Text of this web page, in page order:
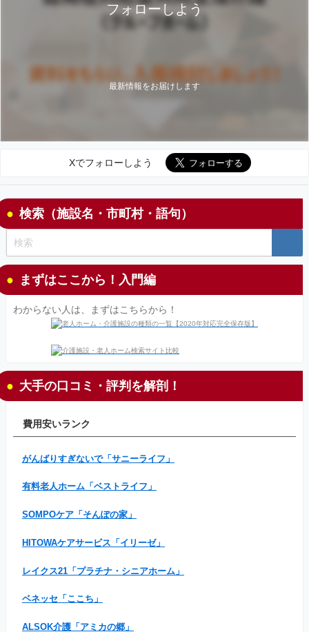
フォローしよう
最新情報をお届けします
Xでフォローしよう
検索（施設名・市町村・語句）
まずはここから！入門編
わからない人は、まずはこちらから！
大手の口コミ・評判を解剖！
費用安いランク
がんばりすぎないで「サニーライフ」
有料老人ホーム「ベストライフ」
SOMPOケア「そんぽの家」
HITOWAケアサービス「イリーゼ」
レイクス21「プラチナ・シニアホーム」
ベネッセ「ここち」
ALSOK介護「アミカの郷」